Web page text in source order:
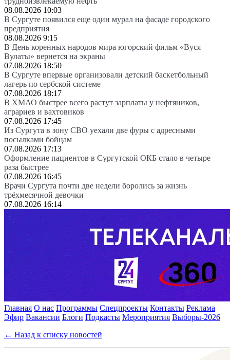
08.08.2026 10:03
В Сургуте появился еще один мурал на фасаде городского
предприятия
08.08.2026 9:15
В День коренных народов мира югорский фильм «Вуся
Вулаты» вернется на экраны
07.08.2026 18:50
В Сургуте впервые организовали детский баскетбольный
лагерь по сербской системе
07.08.2026 18:17
В ХМАО быстрее всего растут зарплаты у нефтяников,
аграриев и вахтовиков
07.08.2026 17:45
Из Сургута в зону СВО уехали две фуры с адресными
посылками бойцам
07.08.2026 17:13
Оформление пациентов в Сургутской ОКБ стало в четыре
раза быстрее
07.08.2026 16:45
Врачи Сургута почти две недели боролись за жизнь
трёхмесячной девочки
07.08.2026 16:14
Главная О нас Программы Спецпроекты Контакты Реклама
Эфир Вакансии Блоги Подкасты Мероприятия Выборы-2026
← Назад к списку новостей